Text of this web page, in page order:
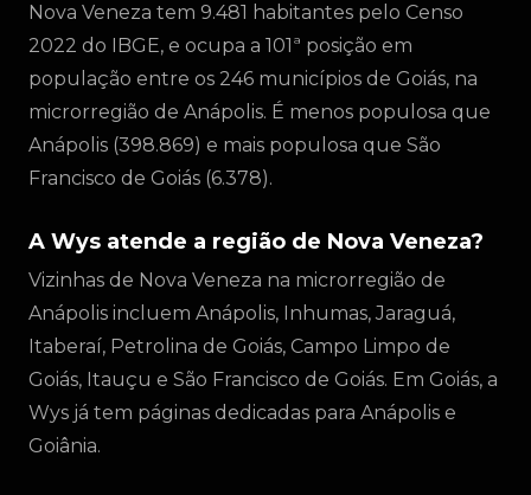
Nova Veneza tem 9.481 habitantes pelo Censo
2022 do IBGE, e ocupa a 101ª posição em
população entre os 246 municípios de Goiás, na
microrregião de Anápolis. É menos populosa que
Anápolis (398.869) e mais populosa que São
Francisco de Goiás (6.378).
A Wys atende a região de Nova Veneza?
Vizinhas de Nova Veneza na microrregião de
Anápolis incluem Anápolis, Inhumas, Jaraguá,
Itaberaí, Petrolina de Goiás, Campo Limpo de
Goiás, Itauçu e São Francisco de Goiás. Em Goiás, a
Wys já tem páginas dedicadas para Anápolis e
Goiânia.